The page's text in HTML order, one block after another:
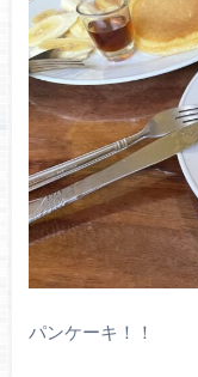
パンケーキ！！